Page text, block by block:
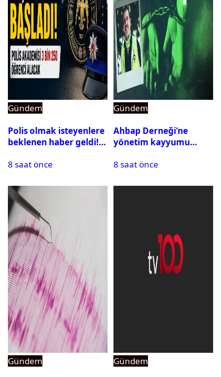
Gündem
Polis olmak isteyenlere
beklenen haber geldi!
8 saat önce
Gündem
Ahbap Derneği’ne
yönetim kayyumu
açıldı
8 saat önce
Gündem
Gündem